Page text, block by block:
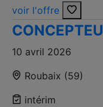
voir l'offre
10 avril 2026
Roubaix (59)
intérim